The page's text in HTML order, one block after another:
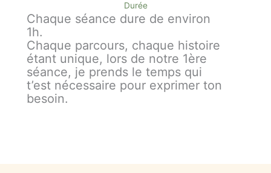
Durée
Chaque séance dure de environ
1h.
Chaque parcours, chaque histoire
étant unique, lors de notre 1ère
séance, je prends le temps qui
t’est nécessaire pour exprimer ton
besoin.